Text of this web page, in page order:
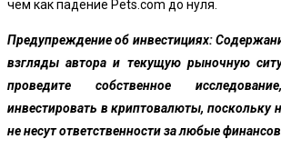
чем как падение Pets.com до нуля.
Предупреждение об инвестициях:
взгляды автора и текущую рыночную
проведите собственное
инвестировать в криптовалюты, поскольку
не несут ответственности за любые